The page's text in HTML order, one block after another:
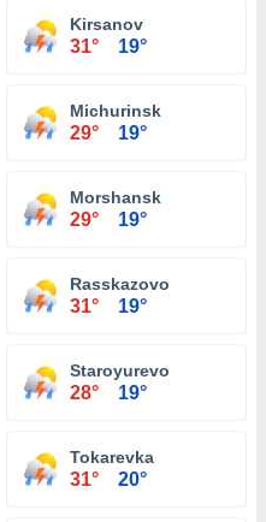
Kirsanov
31° 19°
Michurinsk
29° 19°
Morshansk
29° 19°
Rasskazovo
31° 19°
Staroyurevo
28° 19°
Tokarevka
31° 20°